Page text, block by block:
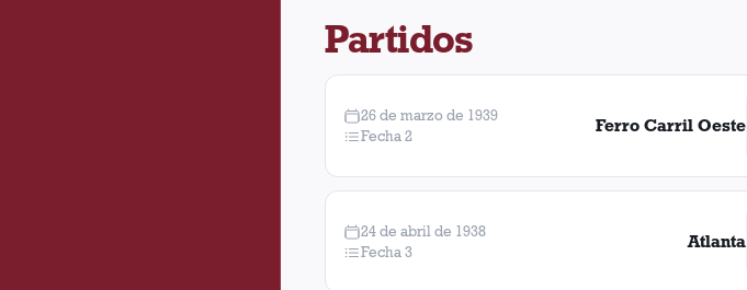
Partidos
26 de marzo de 1939
Fecha 2
Ferro Carril Oeste
24 de abril de 1938
Fecha 3
Atlanta